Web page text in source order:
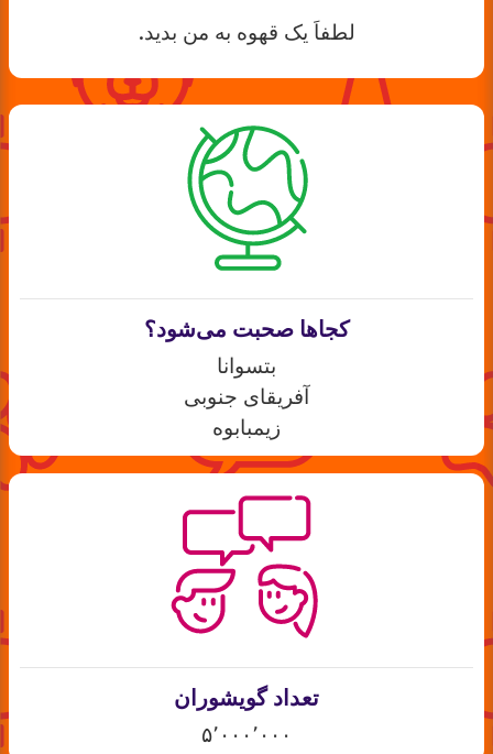
لطفاَ یک قهوه به من بدید.
کجاها صحبت می‌شود؟
بتسوانا
آفریقای جنوبی
زیمبابوه
تعداد گویشوران
۵٬۰۰۰٬۰۰۰